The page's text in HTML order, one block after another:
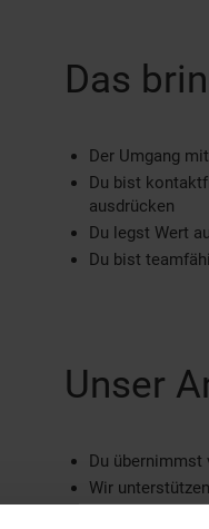
Das
Der Umgang
Du bist
ausdrücken
Du legst Wert
Du bist
Unser
Du übernimmst
Wir